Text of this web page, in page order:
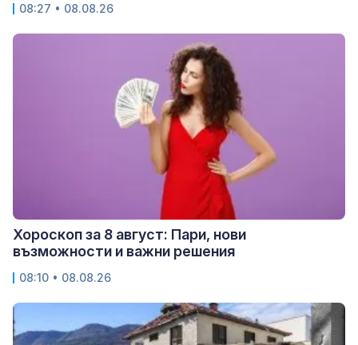
08:27 • 08.08.26
Хороскоп за 8 август: Пари, нови
възможности и важни решения
08:10 • 08.08.26